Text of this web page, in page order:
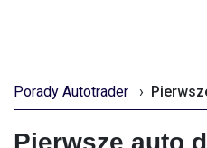
Porady Autotrader ›
Pierwsze auto